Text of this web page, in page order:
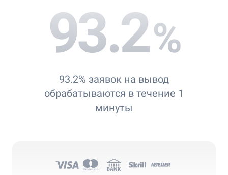
93.2%
93.2% заявок на вывод
обрабатываются в течение 1
минуты